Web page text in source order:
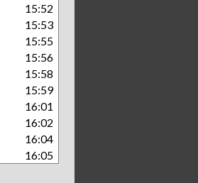
15:52
15:53
15:55
15:56
15:58
15:59
16:01
16:02
16:04
16:05